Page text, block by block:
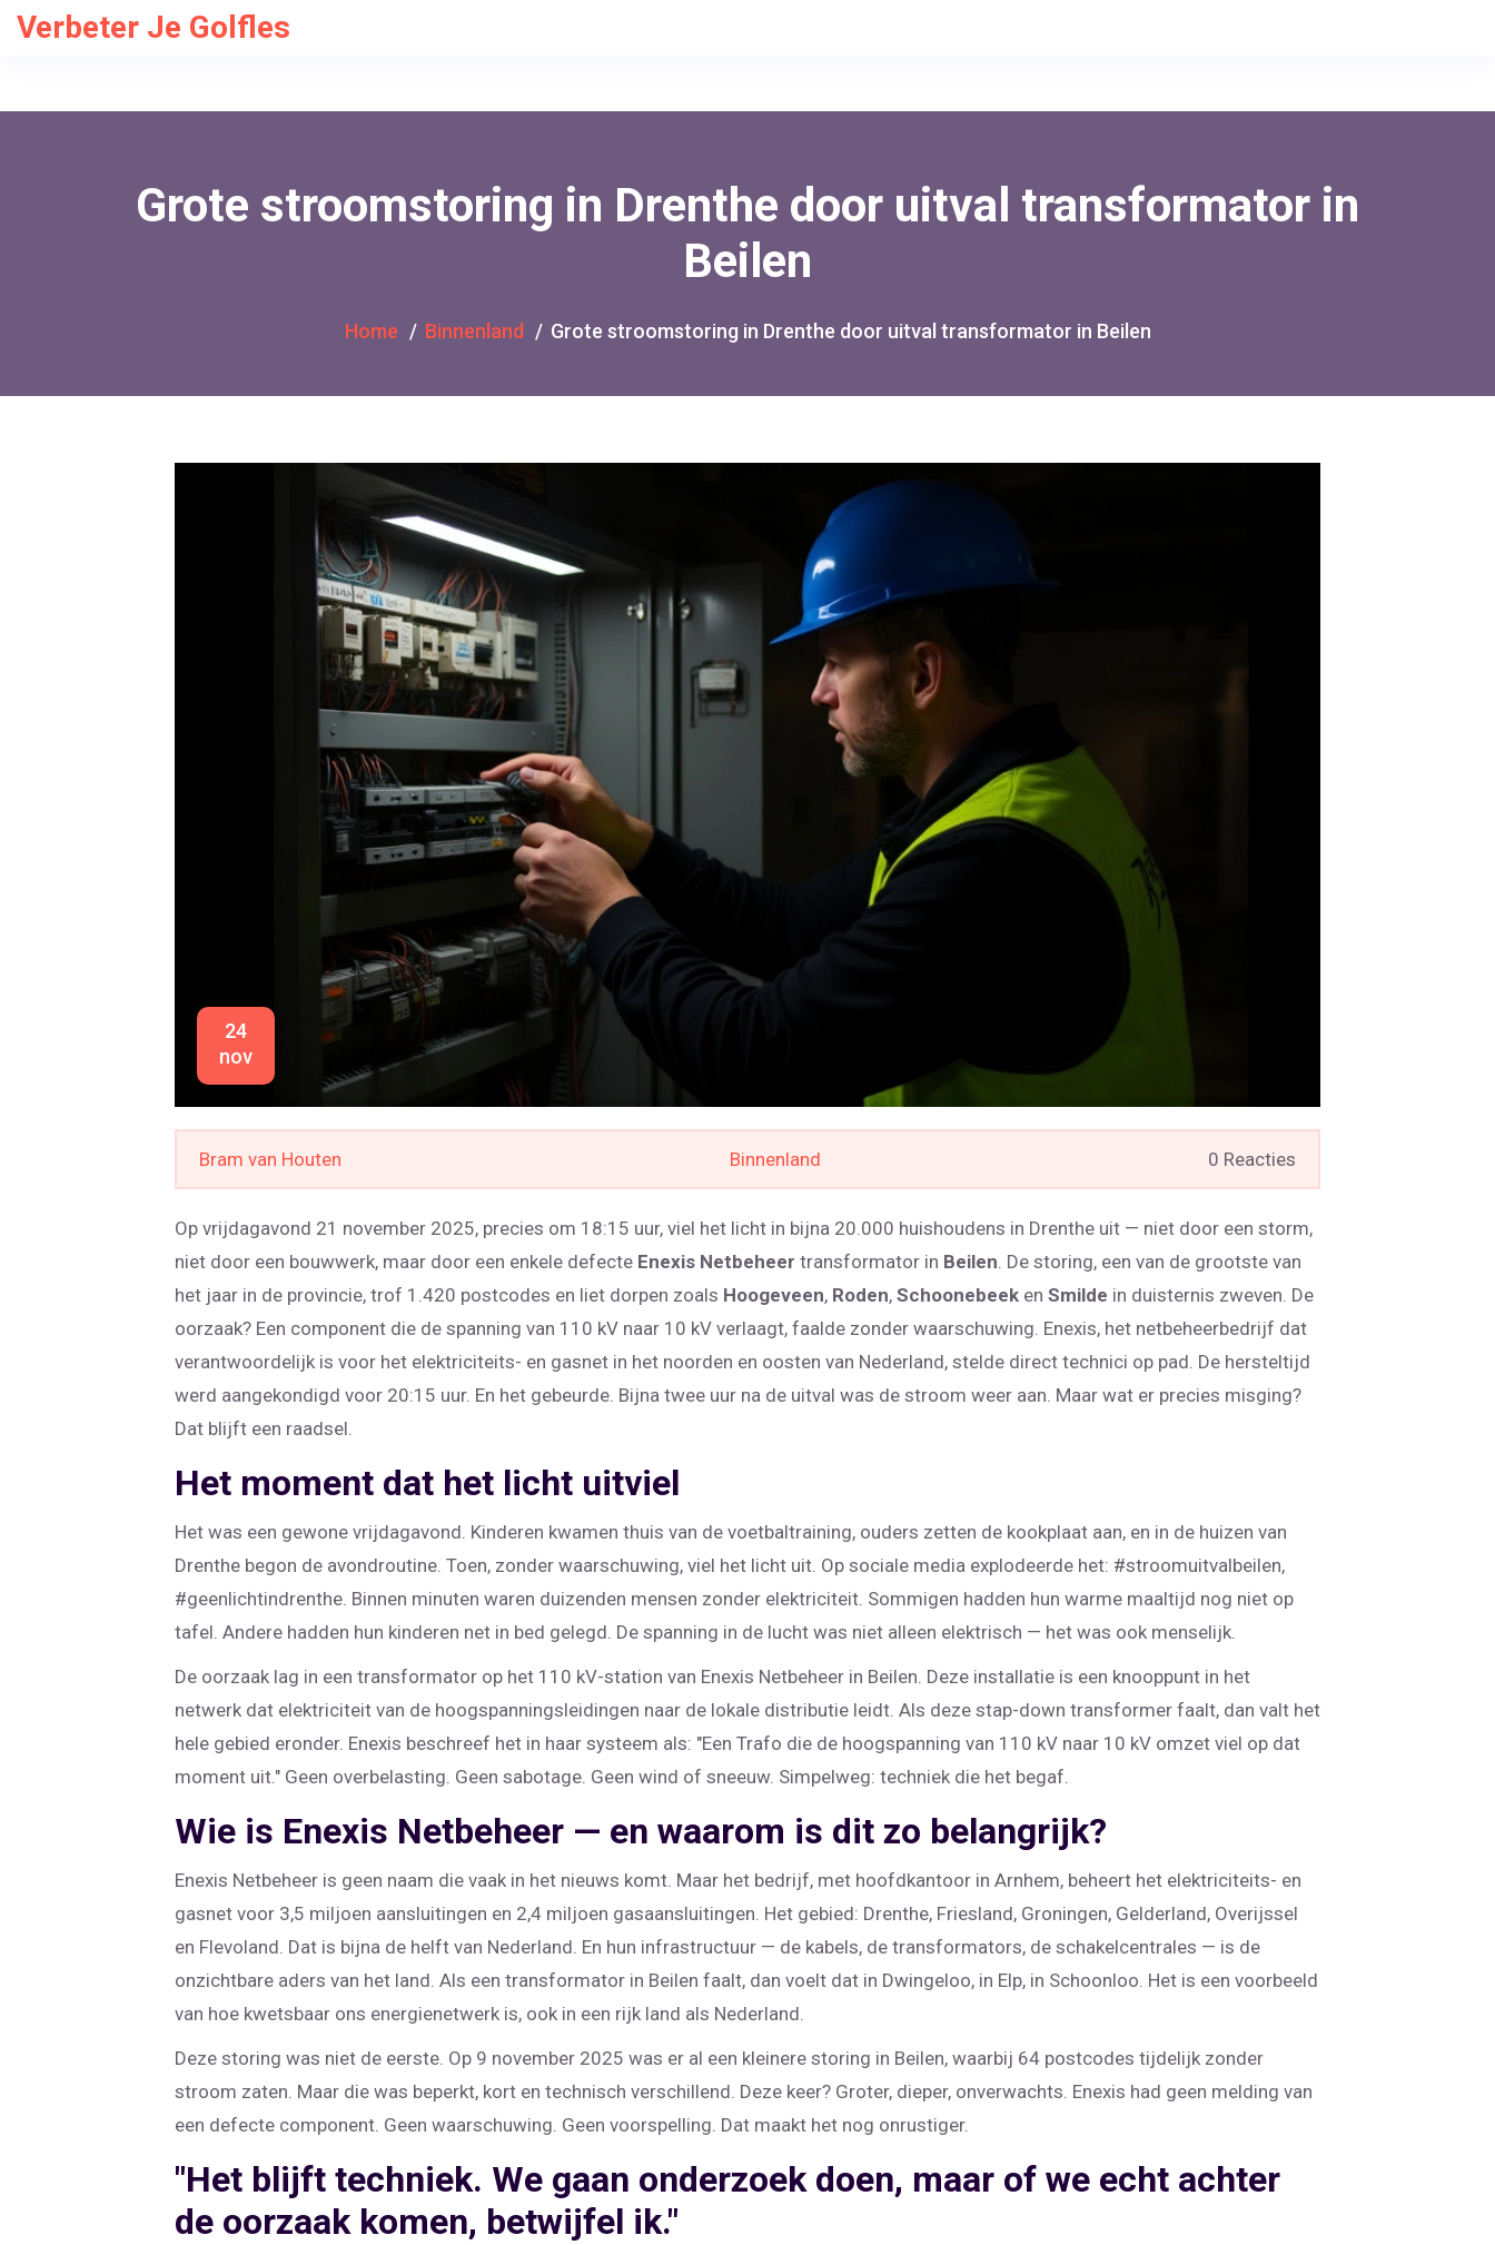
Verbeter Je Golfles
Grote stroomstoring in Drenthe door uitval transformator in
Beilen
Home Binnenland Grote stroomstoring in Drenthe door uitval transformator in Beilen
24
nov
Bram van Houten Binnenland 0 Reacties
Op vrijdagavond 21 november 2025, precies om 18:15 uur, viel het licht in bijna 20.000 huishoudens in Drenthe uit — niet door een storm,
niet door een bouwwerk, maar door een enkele defecte Enexis Netbeheer transformator in Beilen. De storing, een van de grootste van
het jaar in de provincie, trof 1.420 postcodes en liet dorpen zoals Hoogeveen, Roden, Schoonebeek en Smilde in duisternis zweven. De
oorzaak? Een component die de spanning van 110 kV naar 10 kV verlaagt, faalde zonder waarschuwing. Enexis, het netbeheerbedrijf dat
verantwoordelijk is voor het elektriciteits- en gasnet in het noorden en oosten van Nederland, stelde direct technici op pad. De hersteltijd
werd aangekondigd voor 20:15 uur. En het gebeurde. Bijna twee uur na de uitval was de stroom weer aan. Maar wat er precies misging?
Dat blijft een raadsel.
Het moment dat het licht uitviel
Het was een gewone vrijdagavond. Kinderen kwamen thuis van de voetbaltraining, ouders zetten de kookplaat aan, en in de huizen van
Drenthe begon de avondroutine. Toen, zonder waarschuwing, viel het licht uit. Op sociale media explodeerde het: #stroomuitvalbeilen,
#geenlichtindrenthe. Binnen minuten waren duizenden mensen zonder elektriciteit. Sommigen hadden hun warme maaltijd nog niet op
tafel. Andere hadden hun kinderen net in bed gelegd. De spanning in de lucht was niet alleen elektrisch — het was ook menselijk.
De oorzaak lag in een transformator op het 110 kV-station van Enexis Netbeheer in Beilen. Deze installatie is een knooppunt in het
netwerk dat elektriciteit van de hoogspanningsleidingen naar de lokale distributie leidt. Als deze stap-down transformer faalt, dan valt het
hele gebied eronder. Enexis beschreef het in haar systeem als: "Een Trafo die de hoogspanning van 110 kV naar 10 kV omzet viel op dat
moment uit." Geen overbelasting. Geen sabotage. Geen wind of sneeuw. Simpelweg: techniek die het begaf.
Wie is Enexis Netbeheer — en waarom is dit zo belangrijk?
Enexis Netbeheer is geen naam die vaak in het nieuws komt. Maar het bedrijf, met hoofdkantoor in Arnhem, beheert het elektriciteits- en
gasnet voor 3,5 miljoen aansluitingen en 2,4 miljoen gasaansluitingen. Het gebied: Drenthe, Friesland, Groningen, Gelderland, Overijssel
en Flevoland. Dat is bijna de helft van Nederland. En hun infrastructuur — de kabels, de transformators, de schakelcentrales — is de
onzichtbare aders van het land. Als een transformator in Beilen faalt, dan voelt dat in Dwingeloo, in Elp, in Schoonloo. Het is een voorbeeld
van hoe kwetsbaar ons energienetwerk is, ook in een rijk land als Nederland.
Deze storing was niet de eerste. Op 9 november 2025 was er al een kleinere storing in Beilen, waarbij 64 postcodes tijdelijk zonder
stroom zaten. Maar die was beperkt, kort en technisch verschillend. Deze keer? Groter, dieper, onverwachts. Enexis had geen melding van
een defecte component. Geen waarschuwing. Geen voorspelling. Dat maakt het nog onrustiger.
"Het blijft techniek. We gaan onderzoek doen, maar of we echt achter
de oorzaak komen, betwijfel ik."